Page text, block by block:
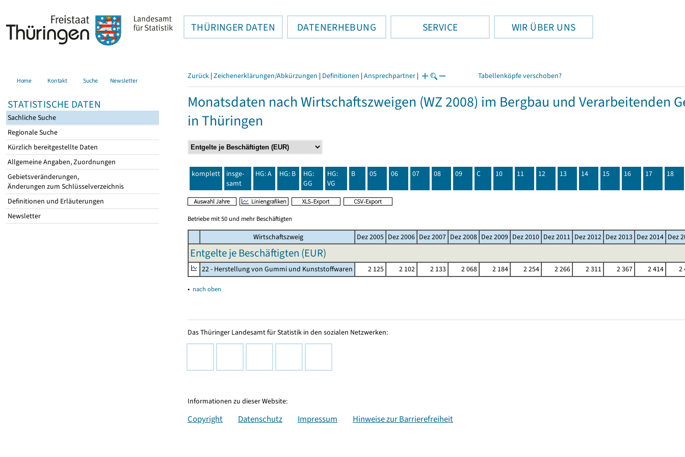
THÜRINGER DATEN DATENERHEBUNG SERVICE WIR ÜBER UNS
Home Kontakt Suche Newsletter
STATISTISCHE DATEN
Sachliche Suche
Regionale Suche
Kürzlich bereitgestellte Daten
Allgemeine Angaben, Zuordnungen
Gebietsveränderungen,
Änderungen zum Schlüsselverzeichnis
Definitionen und Erläuterungen
Newsletter
Zurück | Zeichenerklärungen/Abkürzungen | Definitionen | Ansprechpartner | Tabellenköpfe verschoben?
Monatsdaten nach Wirtschaftszweigen (WZ 2008) im Bergbau und Verarbeitenden
in Thüringen
komplett
insge-
samt
HG: A HG: B
HG:
GG
HG:
VG
B 05 06 07 08 09 C 10 11 12 13 14 15 16 17 18
Betriebe mit 50 und mehr Beschäftigten
Wirtschaftszweig Dez 2005 Dez 2006 Dez 2007 Dez 2008 Dez 2009 Dez 2010 Dez 2011 Dez 2012 Dez 2013 Dez 2014 Dez
Entgelte je Beschäftigten (EUR)
22 - Herstellung von Gummi und Kunststoffwaren 2 125 2 102 2 133 2 068 2 184 2 254 2 266 2 311 2 367 2 414 2
▴ nach oben
Das Thüringer Landesamt für Statistik in den sozialen Netzwerken:
Informationen zu dieser Website:
Copyright Datenschutz Impressum Hinweise zur Barrierefreiheit